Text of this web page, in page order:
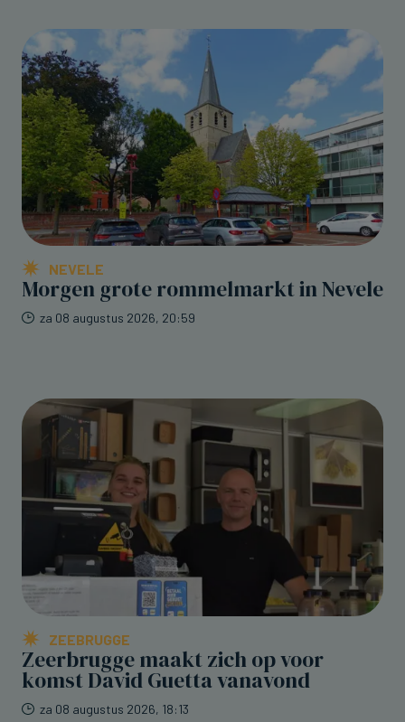
NEVELE
Morgen grote rommelmarkt in Nevele
za 08 augustus 2026, 20:59
ZEEBRUGGE
Zeerbrugge maakt zich op voor
komst David Guetta vanavond
za 08 augustus 2026, 18:13